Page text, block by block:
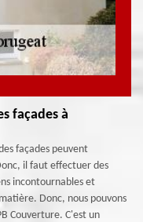
façades à
façades peuvent
il faut effectuer des
incontournables et
Donc, nous pouvons
Couverture. C'est un